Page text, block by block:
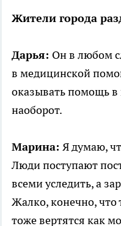
Жители города
Дарья: Он в любом
в медицинской
оказывать помощь
наоборот.
Марина: Я думаю,
Люди поступают
всеми уследить, а
Жалко, конечно, что
тоже вертятся как